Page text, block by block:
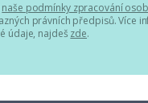
naše podmínky zpracování
právních předpisů. Více
údaje, najdeš zde.